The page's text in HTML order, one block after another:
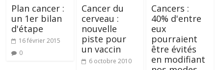
Plan cancer :
un 1er bilan
d'étape
16 février 2015
0
Cancer du
cerveau :
nouvelle
piste pour
un vaccin
6 octobre 2010
Cancers :
40% d'entre
eux
pourraient
être évités
en modifiant